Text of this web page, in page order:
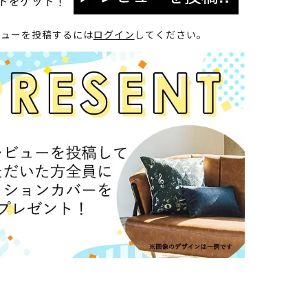
ーを投稿するにはログイン してください。